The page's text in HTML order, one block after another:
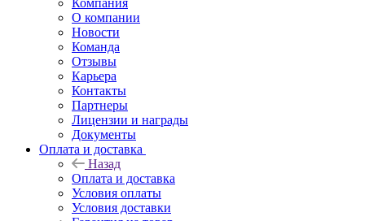
О компании
Новости
Команда
Отзывы
Карьера
Контакты
Партнеры
Лицензии и награды
Документы
Оплата и доставка
Назад
Оплата и доставка
Условия оплаты
Условия доставки